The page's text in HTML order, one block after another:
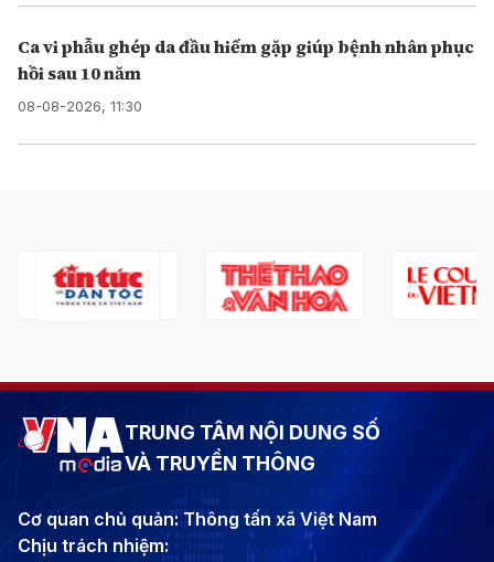
Ca vi phẫu ghép da đầu hiếm gặp giúp bệnh nhân phục
hồi sau 10 năm
08-08-2026, 11:30
TRUNG TÂM NỘI DUNG SỐ
VÀ TRUYỀN THÔNG
Cơ quan chủ quản: Thông tấn xã Việt Nam
Chịu trách nhiệm: